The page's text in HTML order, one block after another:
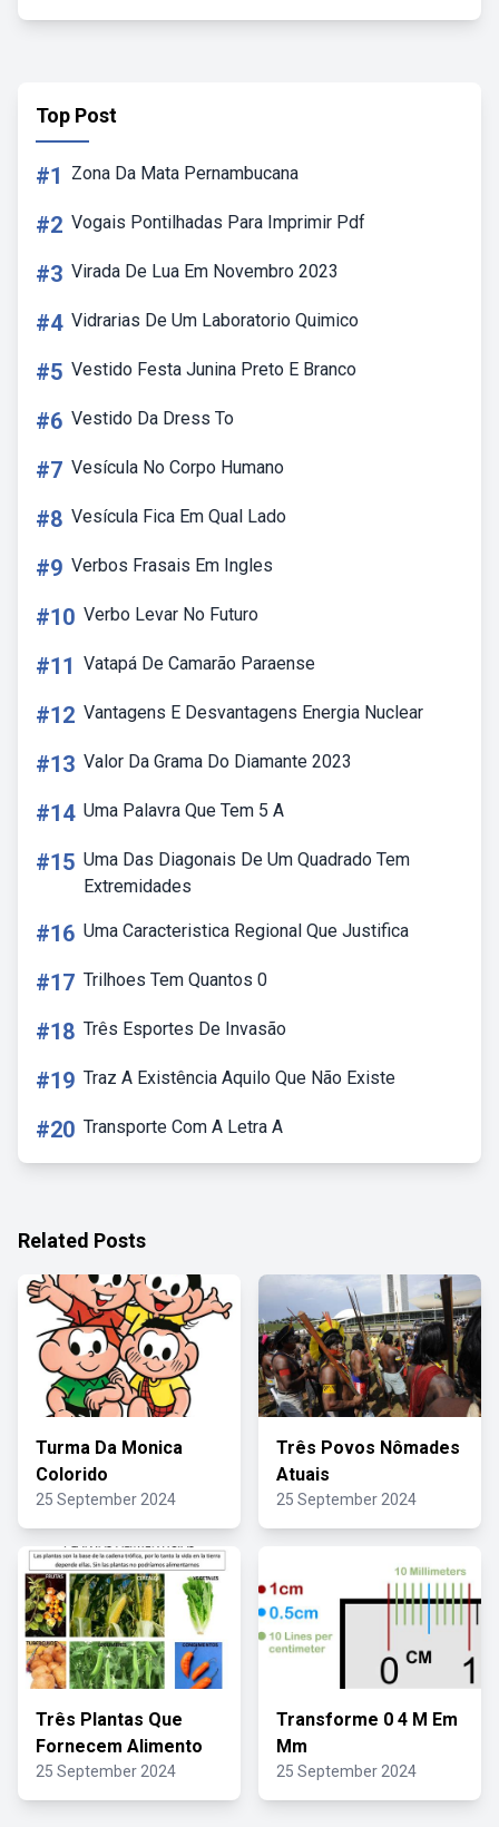
Top Post
#1 Zona Da Mata Pernambucana
#2 Vogais Pontilhadas Para Imprimir Pdf
#3 Virada De Lua Em Novembro 2023
#4 Vidrarias De Um Laboratorio Quimico
#5 Vestido Festa Junina Preto E Branco
#6 Vestido Da Dress To
#7 Vesícula No Corpo Humano
#8 Vesícula Fica Em Qual Lado
#9 Verbos Frasais Em Ingles
#10 Verbo Levar No Futuro
#11 Vatapá De Camarão Paraense
#12 Vantagens E Desvantagens Energia Nuclear
#13 Valor Da Grama Do Diamante 2023
#14 Uma Palavra Que Tem 5 A
#15 Uma Das Diagonais De Um Quadrado Tem
Extremidades
#16 Uma Caracteristica Regional Que Justifica
#17 Trilhoes Tem Quantos 0
#18 Três Esportes De Invasão
#19 Traz A Existência Aquilo Que Não Existe
#20 Transporte Com A Letra A
Related Posts
Turma Da Monica
Colorido
25 September 2024
Três Povos Nômades
Atuais
25 September 2024
Três Plantas Que
Fornecem Alimento
25 September 2024
Transforme 0 4 M Em
Mm
25 September 2024